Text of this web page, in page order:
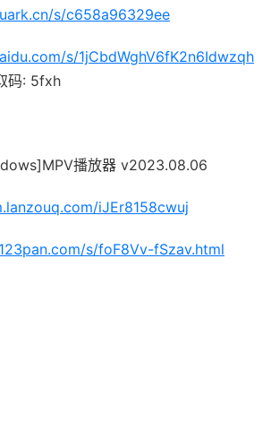
s/c658a96329ee
s/1jCbdWghV6fK2n6Idwzqh
码: 5fxh
播放器 v2023.08.06
iJEr8158cwuj
s/foF8Vv-fSzav.html